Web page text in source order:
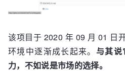
该项目于 2020 年 09 月 01 日
环境中逐渐成长起来。 与其
力，不如说是市场的选择。